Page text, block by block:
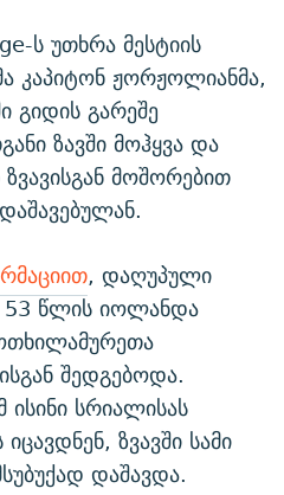
ს უთხრა მესტიის
კაპიტონ ჟორჟოლიანმა,
გიდის გარეშე
ზავში მოჰყვა და
მოშორებით
, დაღუპული
53 წლის იოლანდა
შედგებოდა.
ისინი სრიალისას
ზვავში სამი
დაშავდა.